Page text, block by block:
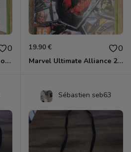
0
Superstars Racing V8 Xbox 360
19.90 € 0
Marvel Ultimate Alliance 2 Xbox 360
Sébastien seb63